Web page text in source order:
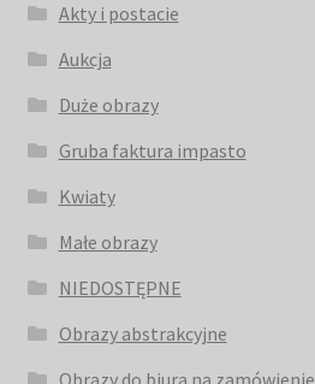
Akty i postacie
Aukcja
Duże obrazy
Gruba faktura impasto
Kwiaty
Małe obrazy
NIEDOSTĘPNE
Obrazy abstrakcyjne